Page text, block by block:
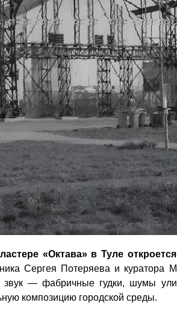
«Октава» в Туле
Сергея Потеряева и куратора
звук — фабричные гудки, шумы
композицию городской среды.